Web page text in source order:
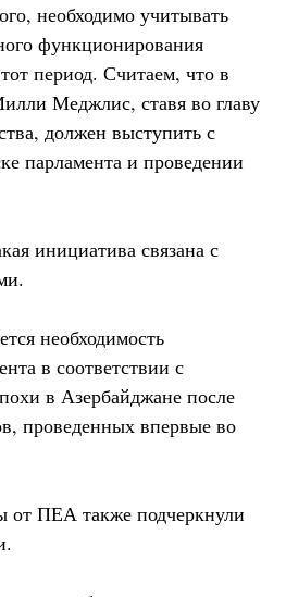
необходимо учитывать
функционирования
период. Считаем, что в
Меджлис, ставя во главу
должен выступить с
парламента и проведении
инициатива связана с
необходимость
в соответствии с
в Азербайджане после
проведенных впервые во
от ПЕА также подчеркнули